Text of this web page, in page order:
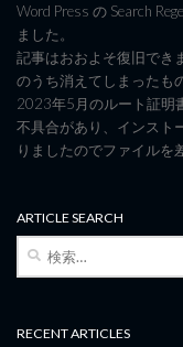
Word Press の Search
ました。
記事はおおよそ復旧でき
のうち消えてしまったも
2023年5月のルート証明
不具合があり、インスト
りましたのでファイルを
ARTICLE SEARCH
RECENT ARTICLES